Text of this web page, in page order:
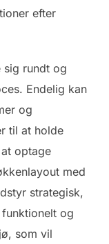
efter
sig rundt og
Endelig kan
og
til at holde
optage
med
strategisk,
og
som vil